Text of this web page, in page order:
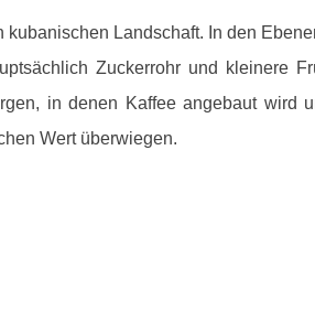
Landschaft. In den
Zuckerrohr und kleinere
in denen Kaffee angebaut wird
Wert überwiegen.